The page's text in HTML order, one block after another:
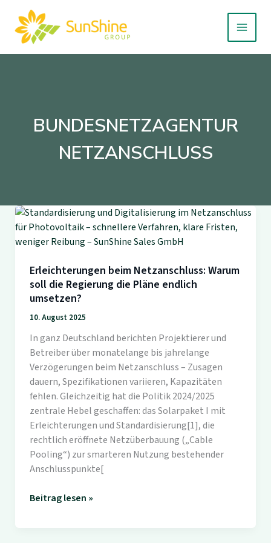
Inhalt
springen
BUNDESNETZAGENTUR
NETZANSCHLUSS
Erleichterungen beim Netzanschluss: Warum
soll die Regierung die Pläne endlich
umsetzen?
10. August 2025
In ganz Deutschland berichten Projektierer und
Betreiber über monatelange bis jahrelange
Verzögerungen beim Netzanschluss – Zusagen
dauern, Spezifikationen variieren, Kapazitäten
fehlen. Gleichzeitig hat die Politik 2024/2025
zentrale Hebel geschaffen: das Solarpaket I mit
Erleichterungen und Standardisierung[1], die
rechtlich eröffnete Netzüberbauung („Cable
Pooling“) zur smarteren Nutzung bestehender
Anschlusspunkte[
Erleichterungen
Beitrag lesen »